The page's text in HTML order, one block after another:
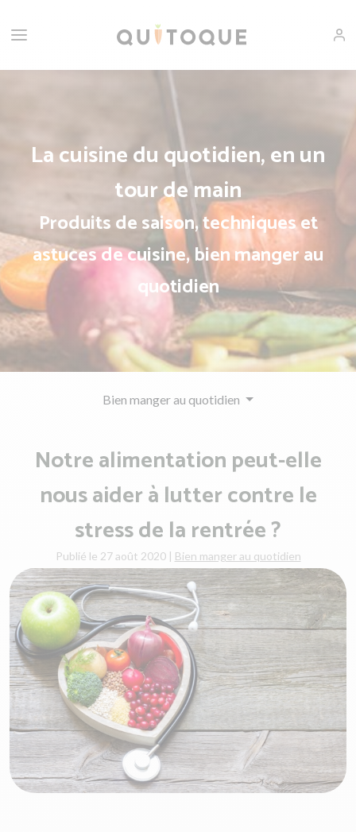
La cuisine du quotidien, en un
tour de main
Produits de saison, techniques et
astuces de cuisine, bien manger au
quotidien
Bien manger au quotidien
Notre alimentation peut-elle
nous aider à lutter contre le
stress de la rentrée ?
Publié le 27 août 2020 | Bien manger au quotidien